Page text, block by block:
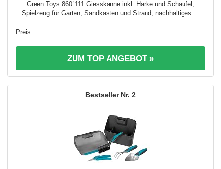
Green Toys 8601111 Giesskanne inkl. Harke und Schaufel,
Spielzeug für Garten, Sandkasten und Strand, nachhaltiges ...
ZUM TOP ANGEBOT »
2